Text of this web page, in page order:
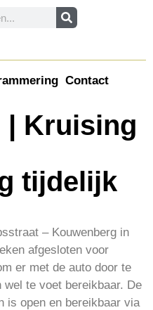
Contact
| Kruising
tijdelijk
– Kouwenberg in
afgesloten voor
er met de auto door te
wel te voet bereikbaar. De
is open en bereikbaar via